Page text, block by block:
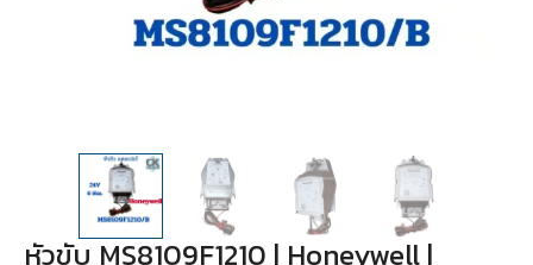
หัวขับ MS8109F1210 | Honeywell |